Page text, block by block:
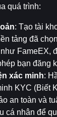
quá trình:
: Tạo tài
tảng đã
FameEX,
bạn đăng
xác minh:
KYC (Biết
an toàn và
cá nhân để